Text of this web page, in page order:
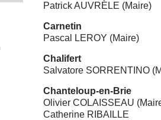
Patrick AUVRÈLE (Maire)
Carnetin
Pascal LEROY (Maire)
Chalifert
Salvatore SORRENTINO
Chanteloup-en-Brie
Olivier COLAISSEAU
Catherine RIBAILLE